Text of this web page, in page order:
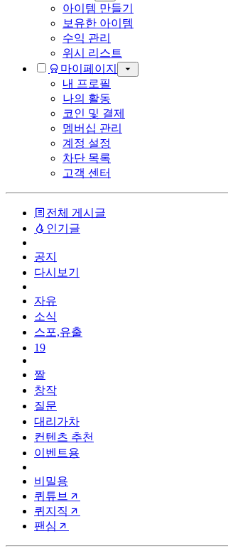
아이템 만들기
보유한 아이템
수익 관리
위시 리스트
마이페이지
내 프로필
나의 활동
코인 및 결제
멤버십 관리
계정 설정
차단 목록
고객 센터
전체 게시글
인기글
공지
다시보기
자유
소식
스포,유출
19
짤
창작
질문
대리가차
컨텐츠 추천
이벤트용
비밀용
퀴튜브
퀴지직
팬심